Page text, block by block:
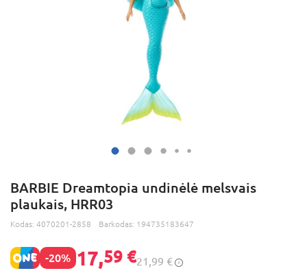
BARBIE Dreamtopia undinėlė melsvais
plaukais, HRR03
Kodas: 4070201-2858 Barkodas: 194735183647
-20% 17,59 €21,99 €